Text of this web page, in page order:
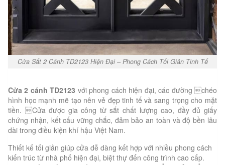
Cửa Sắt 2 Cánh TD2123 Hiện Đại – Phong Cách Tối Giản Tinh Tế
Cửa 2 cánh TD2123 với phong cách hiện đại, các đường chéo
hình học mạnh mẽ tạo nên vẻ đẹp tinh tế và sang trọng cho mặt
tiền. Cửa được gia công từ sắt chất lượng cao, đầy đủ giấy
chứng nhận, kết cấu vững chắc, đảm bảo an toàn và độ bền lâu
dài trong điều kiện khí hậu Việt Nam.
Thiết kế tối giản giúp cửa dễ dàng kết hợp với nhiều phong cách
kiến trúc từ nhà phố hiện đại, biệt thự đến công trình cao cấp.